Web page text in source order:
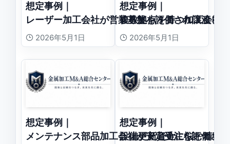
想定事例｜
レーザー加工会社が営業基盤を評価され譲渡し
2026年5月1日
想定事例｜
複数拠点を持つ加工会社
2026年5月1日
想定事例｜
メンテナンス部品加工会社が安定受注を評価さ
想定事例｜
設備更新資金に悩む精密